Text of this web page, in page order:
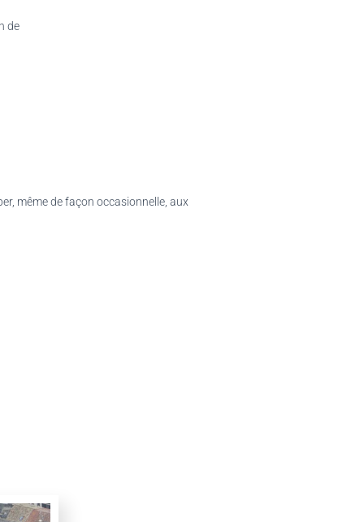
de
même de façon occasionnelle, aux